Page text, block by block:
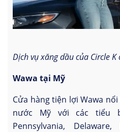
Dịch vụ xăng dầu của Circle
Wawa tại Mỹ
Cửa hàng tiện lợi Wawa
nước Mỹ với các tiểu
Pennsylvania,